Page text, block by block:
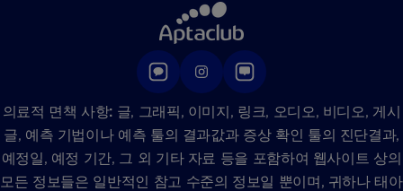
의료적 면책 사항: 글, 그래픽, 이미지, 링크, 오디오, 비디오, 게시
글, 예측 기법이나 예측 툴의 결과값과 증상 확인 툴의 진단결과,
예정일, 예정 기간, 그 외 기타 자료 등을 포함하여 웹사이트 상의
모든 정보들은 일반적인 참고 수준의 정보일 뿐이며, 귀하나 태아